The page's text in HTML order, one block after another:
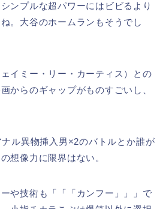
ンプルな超パワーにはビビるより
。大谷のホームランもそうでし
イミー・リー・カーティス）との
からのギャップがものすごいし、
ル異物挿入男×2のバトルとか誰が
想像力に限界はない。
や技術も「「「カンフー」」」で